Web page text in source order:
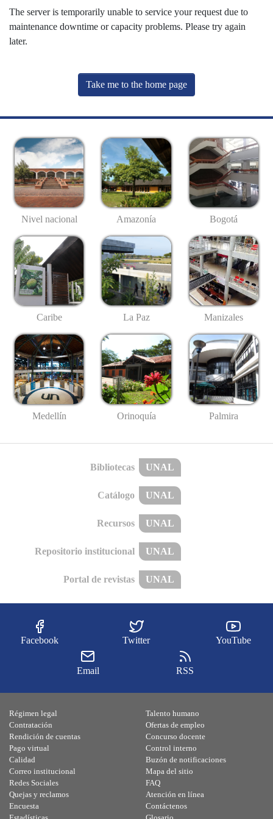
The server is temporarily unable to service your request due to
maintenance downtime or capacity problems. Please try again
later.
Take me to the home page
Nivel nacional Amazonía Bogotá
Caribe La Paz Manizales
Medellín Orinoquía Palmira
Bibliotecas UNAL
Catálogo UNAL
Recursos UNAL
Repositorio institucional UNAL
Portal de revistas UNAL
Facebook Twitter YouTube
Email RSS
Régimen legal
Contratación
Rendición de cuentas
Pago virtual
Calidad
Talento humano
Ofertas de empleo
Concurso docente
Control interno
Buzón de notificaciones
Correo institucional
Redes Sociales
Quejas y reclamos
Encuesta
Mapa del sitio
FAQ
Atención en línea
Contáctenos